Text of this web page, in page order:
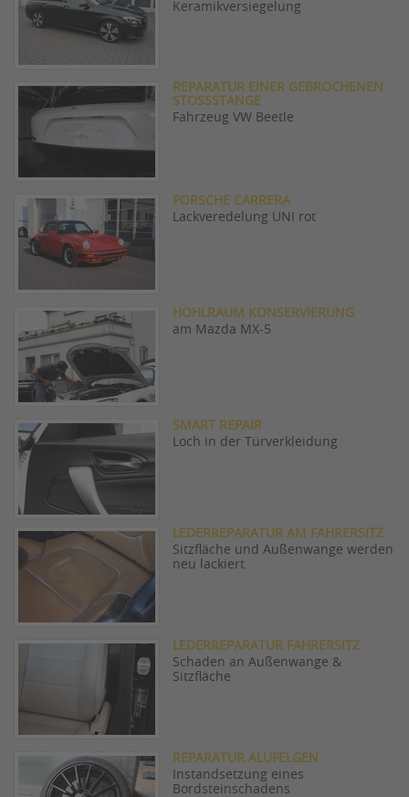
Keramikversiegelung
REPARATUR EINER GEBROCHENEN
STOSSSTANGE
Fahrzeug VW Beetle
PORSCHE CARRERA
Lackveredelung UNI rot
HOHLRAUM KONSERVIERUNG
am Mazda MX-5
SMART REPAIR
Loch in der Türverkleidung
LEDERREPARATUR AM FAHRERSITZ
Sitzfläche und Außenwange werden
neu lackiert
LEDERREPARATUR FAHRERSITZ
Schaden an Außenwange &
Sitzfläche
REPARATUR ALUFELGEN
Instandsetzung eines
Bordsteinschadens